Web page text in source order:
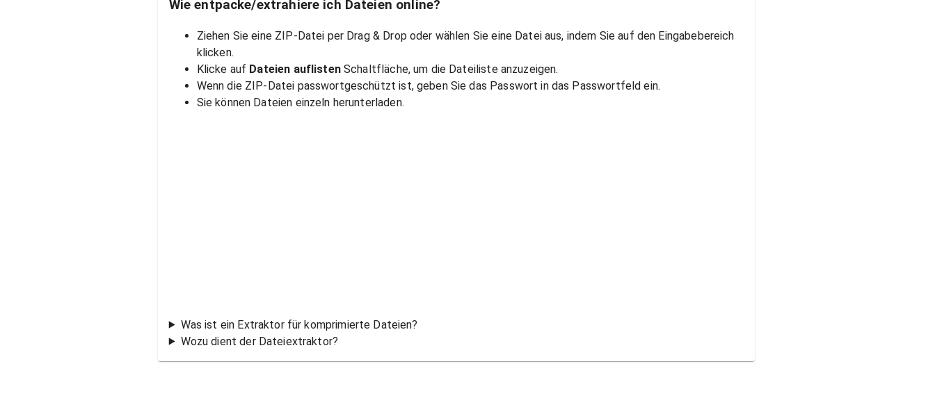
Wie entpacke/extrahiere ich Dateien online?
Ziehen Sie eine ZIP-Datei per Drag & Drop oder wählen Sie eine Datei aus, indem Sie auf den Eingabebereich
klicken.
Klicke auf Dateien auflistenSchaltfläche, um die Dateiliste anzuzeigen.
Wenn die ZIP-Datei passwortgeschützt ist, geben Sie das Passwort in das Passwortfeld ein.
Sie können Dateien einzeln herunterladen.
Was ist ein Extraktor für komprimierte Dateien?
Wozu dient der Dateiextraktor?